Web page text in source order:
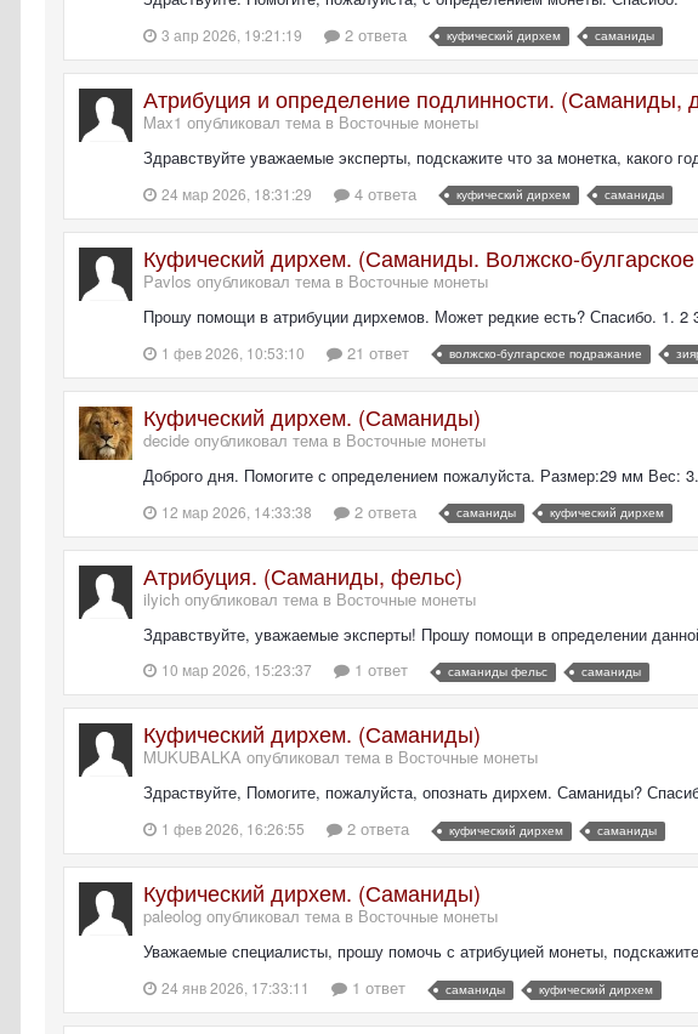
3 апр 2026, 19:21:19 2 ответа куфический дирхем саманиды
Атрибуция и определение подлинности. (Саманиды,
Max1 опубликовал тема в Восточные монеты
Здравствуйте уважаемые эксперты, подскажите что за монетка, какого
24 мар 2026, 18:31:29 4 ответа куфический дирхем саманиды
Куфический дирхем. (Саманиды. Волжско-
Pavlos опубликовал тема в Восточные монеты
Прошу помощи в атрибуции дирхемов. Может редкие есть? Спасибо. 1. 2
1 фев 2026, 10:53:10 21 ответ волжско-булгарское подражание
Куфический дирхем. (Саманиды)
decide опубликовал тема в Восточные монеты
Доброго дня. Помогите с определением пожалуйста. Размер:29 мм Вес:
12 мар 2026, 14:33:38 2 ответа саманиды куфический дирхем
Атрибуция. (Саманиды, фельс)
ilyich опубликовал тема в Восточные монеты
Здравствуйте, уважаемые эксперты! Прошу помощи в определении
10 мар 2026, 15:23:37 1 ответ саманиды фельс саманиды
Куфический дирхем. (Саманиды)
MUKUBALKA опубликовал тема в Восточные монеты
Здраствуйте, Помогите, пожалуйста, опознать дирхем. Саманиды?
1 фев 2026, 16:26:55 2 ответа куфический дирхем саманиды
Куфический дирхем. (Саманиды)
paleolog опубликовал тема в Восточные монеты
Уважаемые специалисты, прошу помочь с атрибуцией монеты,
24 янв 2026, 17:33:11 1 ответ саманиды куфический дирхем